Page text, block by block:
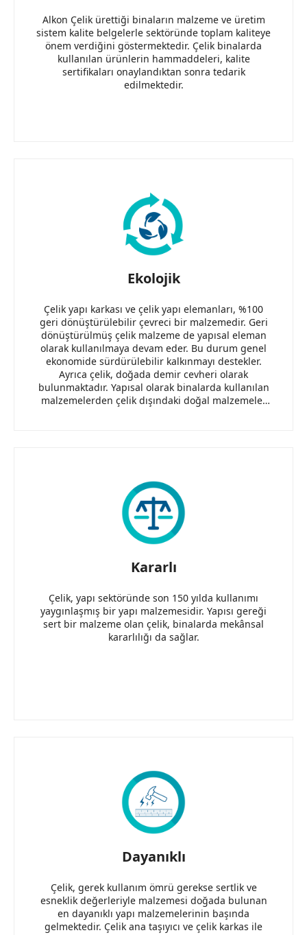
Alkon Çelik ürettiği binaların malzeme ve üretim
sistem kalite belgelerle sektöründe toplam kaliteye
önem verdiğini göstermektedir. Çelik binalarda
kullanılan ürünlerin hammaddeleri, kalite
sertifikaları onaylandıktan sonra tedarik
edilmektedir.
Ekolojik
Çelik yapı karkası ve çelik yapı elemanları, %100
geri dönüştürülebilir çevreci bir malzemedir. Geri
dönüştürülmüş çelik malzeme de yapısal eleman
olarak kullanılmaya devam eder. Bu durum genel
ekonomide sürdürülebilir kalkınmayı destekler.
Ayrıca çelik, doğada demir cevheri olarak
bulunmaktadır. Yapısal olarak binalarda kullanılan
malzemelerden çelik dışındaki doğal malzemeler
Kararlı
Çelik, yapı sektöründe son 150 yılda kullanımı
yaygınlaşmış bir yapı malzemesidir. Yapısı gereği
sert bir malzeme olan çelik, binalarda mekânsal
kararlılığı da sağlar.
Dayanıklı
Çelik, gerek kullanım ömrü gerekse sertlik ve
esneklik değerleriyle malzemesi doğada bulunan
en dayanıklı yapı malzemelerinin başında
gelmektedir. Çelik ana taşıyıcı ve çelik karkas ile